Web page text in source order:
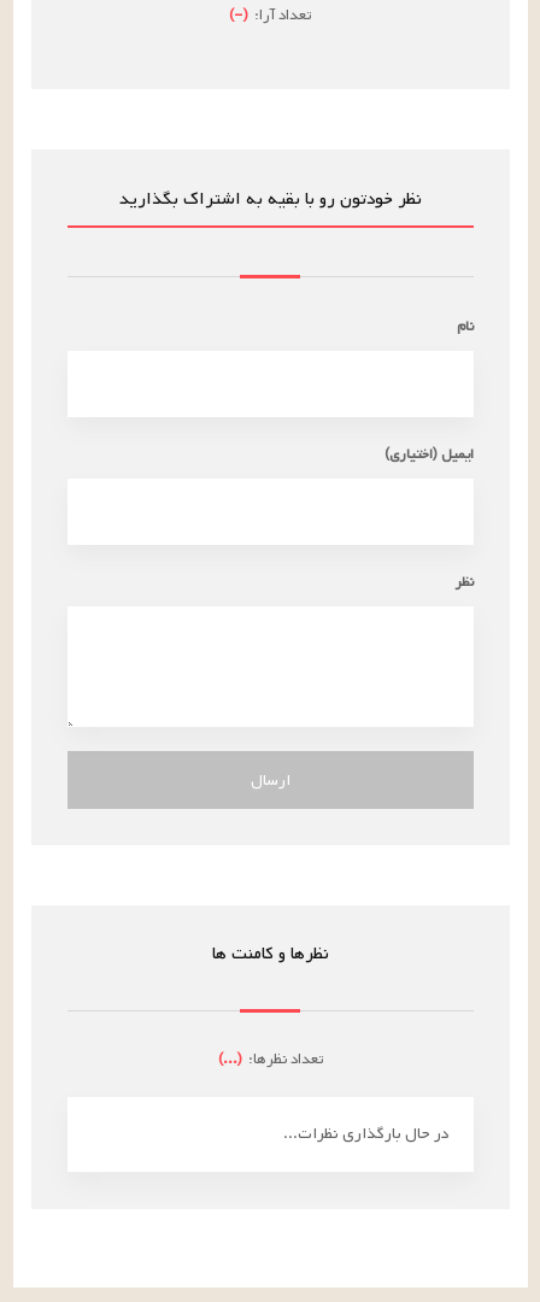
تعداد آرا: (
–
)
نظر خودتون رو با بقیه به اشتراک بگذارید
نام
ایمیل (اختیاری)
نظر
ارسال
نظرها و کامنت ها
تعداد نظرها: (
...
)
در حال بارگذاری نظرات...